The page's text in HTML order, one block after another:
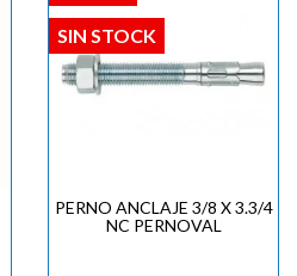
PERNO ANCLAJE 3/8 X 3.3/4
NC PERNOVAL
SIN STOCK